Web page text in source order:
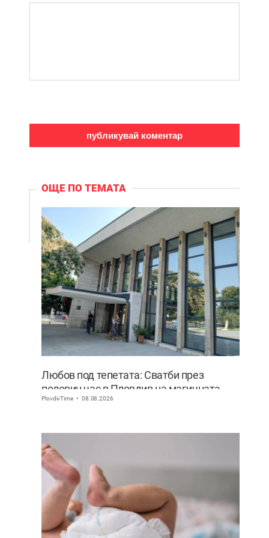
ОЩЕ ПО ТЕМАТА
Любов под тепетата: Сватби през
половин час в Пловдив на магичната
дата 8.08
PlovdivTime 08.08.2026